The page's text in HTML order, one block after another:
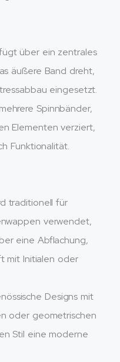
über ein zentrales
äußere Band dreht,
eingesetzt.
Spinnbänder,
Elementen verziert,
Funktionalität.
traditionell für
verwendet,
eine Abflachung,
mit Initialen oder
Designs mit
oder geometrischen
Stil eine moderne